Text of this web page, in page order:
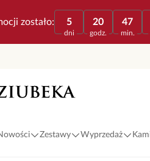
zostało: 5
dni
20
godz.
47
min.
Zestawy Wyprzedaż